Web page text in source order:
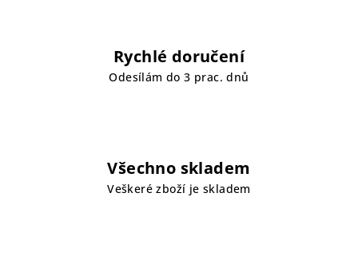
Rychlé doručení
Odesílám do 3 prac. dnů
Všechno skladem
Veškeré zboží je skladem